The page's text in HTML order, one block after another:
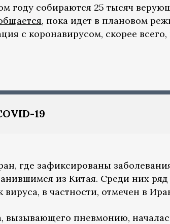
году собираются 25 тысяч
, пока идет в плановом
с коронавирусом, скорее
19
где зафиксированы
из Китая. Среди них ряд
в частности, отмечен в
вызывающего пневмонию,